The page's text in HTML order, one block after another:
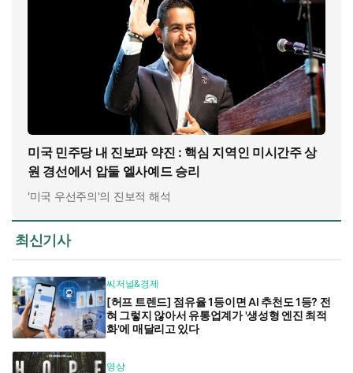
미국 민주당 내 진보파 약진 : 핵심 지역인 미시간주 상
원 경선에서 압둘 엘사예드 승리
'미국 우선주의'의 진보적 해석
최신기사
씨저널&경제
[허프 트렌드] 점유율 1등이면 AI 추천도 1등? 전
혀 그렇지 않아서 유통업계가 '생성형 엔진 최적
화'에 매달리고 있다
영상